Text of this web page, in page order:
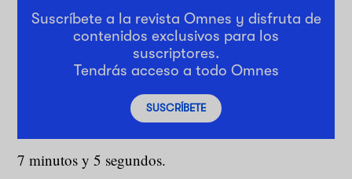
Suscríbete a la revista Omnes y disfruta de
contenidos exclusivos para los
suscriptores.
Tendrás acceso a todo Omnes
SUSCRÍBETE
7 minutos y 5 segundos.